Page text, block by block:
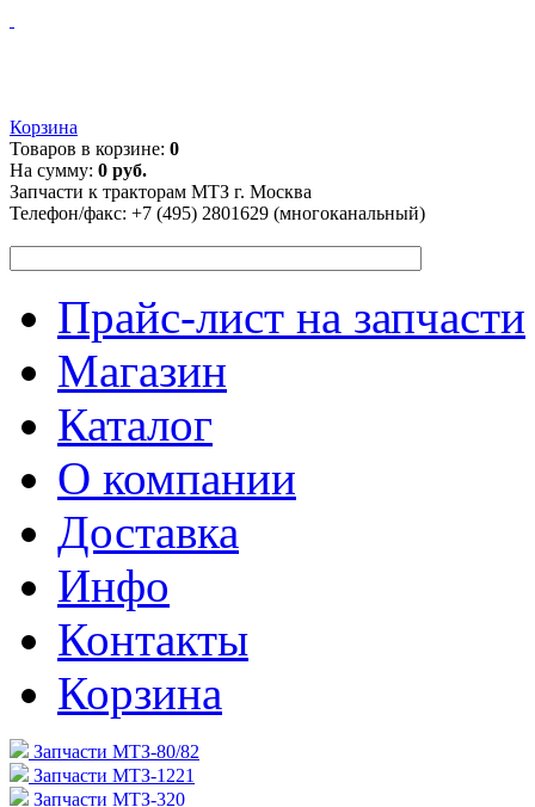
Корзина
Товаров в корзине: 0
На сумму: 0 руб.
Запчасти к тракторам МТЗ г. Москва
Телефон/факс: +7 (495) 2801629 (многоканальный)
Прайс-лист на запчасти
Магазин
Каталог
О компании
Доставка
Инфо
Контакты
Корзина
Запчасти МТЗ-80/82
Запчасти МТЗ-1221
Запчасти МТЗ-320